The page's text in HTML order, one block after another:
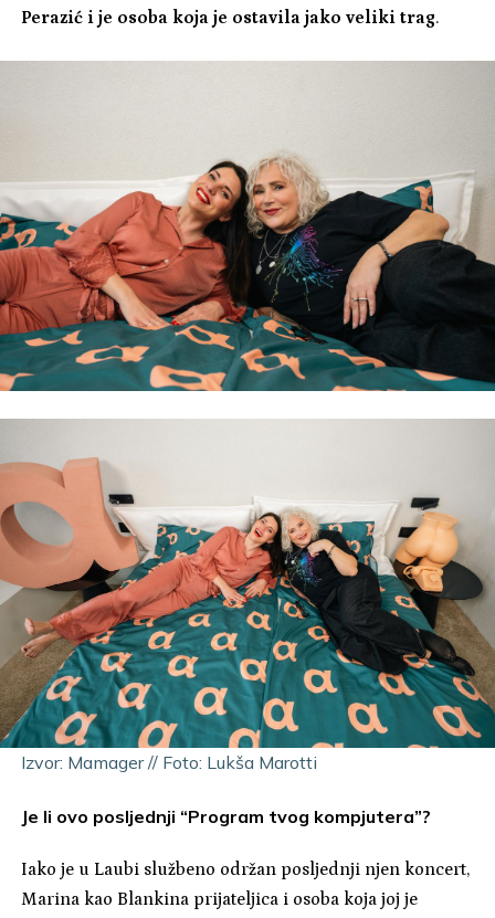
Perazić i je osoba koja je ostavila jako veliki trag.
Izvor: Mamager // Foto: Lukša Marotti
Je li ovo posljednji “Program tvog kompjutera”?
Iako je u Laubi službeno održan posljednji njen koncert,
Marina kao Blankina prijateljica i osoba koja joj je